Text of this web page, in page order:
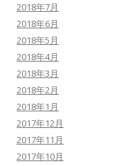
2018年7月
2018年6月
2018年5月
2018年4月
2018年3月
2018年2月
2018年1月
2017年12月
2017年11月
2017年10月